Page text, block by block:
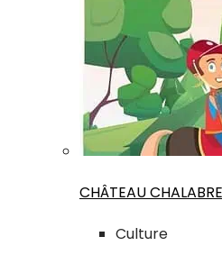
CHÂTEAU
Culture